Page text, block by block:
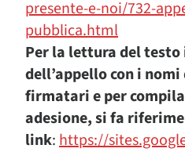
presente-e-noi/732-
pubblica.html
Per la lettura del
dell’appellocon i
firmatarie per
adesione,si fa
link:https://